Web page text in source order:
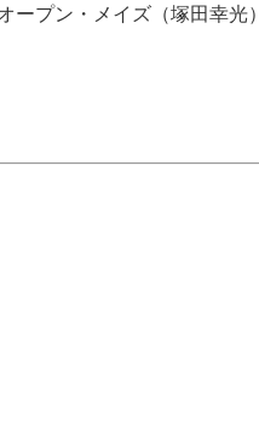
プン・メイズ（塚田幸光）